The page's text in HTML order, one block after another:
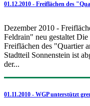
01.12.2010 - Freiflächen des
Dezember 2010 -
Feldrain" neu gestaltet
Freiflächen des "Quartier
Stadtteil Sonnenstein ist
der...
01.11.2010 - WGP unterstützt